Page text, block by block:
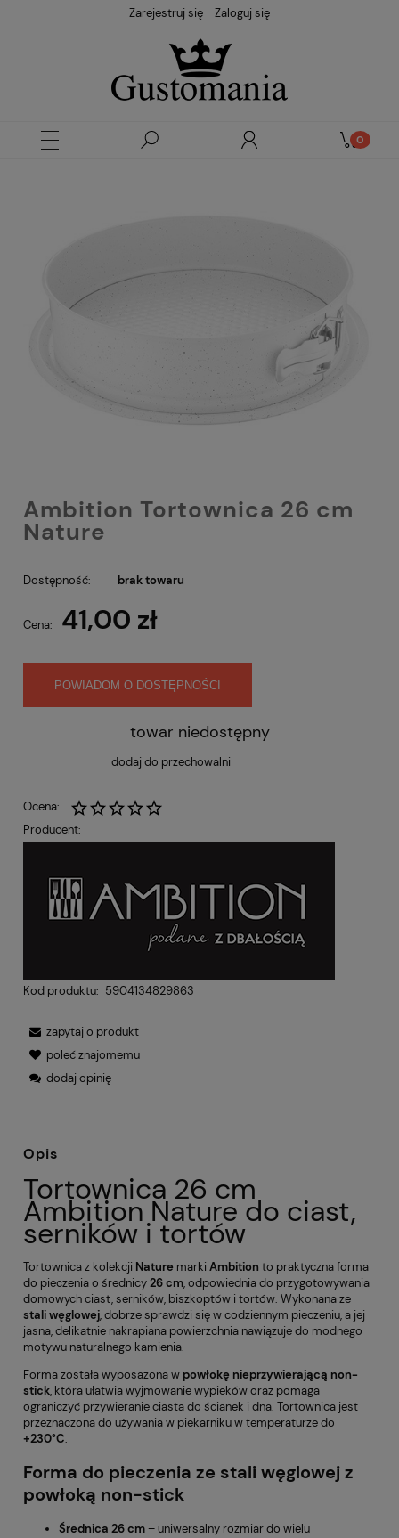
Zarejestruj się Zaloguj się
Ambition Tortownica 26 cm
Nature
Dostępność: brak towaru
Cena: 41,00 zł
POWIADOM O DOSTĘPNOŚCI
towar niedostępny
dodaj do przechowalni
Ocena:
Producent:
Kod produktu: 5904134829863
zapytaj o produkt
poleć znajomemu
dodaj opinię
Opis
Tortownica 26 cm
Ambition Nature do ciast,
serników i tortów
Tortownica z kolekcji Nature marki Ambition to praktyczna forma
do pieczenia o średnicy26 cm, odpowiednia do przygotowywania
domowych ciast, serników, biszkoptów i tortów. Wykonana ze
stali węglowej, dobrze sprawdzi się w codziennym pieczeniu, a jej
jasna, delikatnie nakrapiana powierzchnia nawiązuje do modnego
motywu naturalnego kamienia.
Forma została wyposażona w powłokę nieprzywierającą non-
stick, która ułatwia wyjmowanie wypieków oraz pomaga
ograniczyć przywieranie ciasta do ścianek i dna. Tortownica jest
przeznaczona do używania w piekarniku w temperaturze do
+230°C.
Forma do pieczenia ze stali węglowej z
powłoką non-stick
Średnica 26 cm– uniwersalny rozmiar do wielu